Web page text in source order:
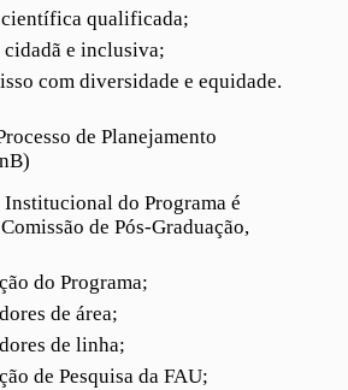
científica qualificada;
cidadã e inclusiva;
com diversidade e equidade.
de Planejamento
Institucional do Programa é
de Pós-Graduação,
do Programa;
de área;
de linha;
de Pesquisa da FAU;